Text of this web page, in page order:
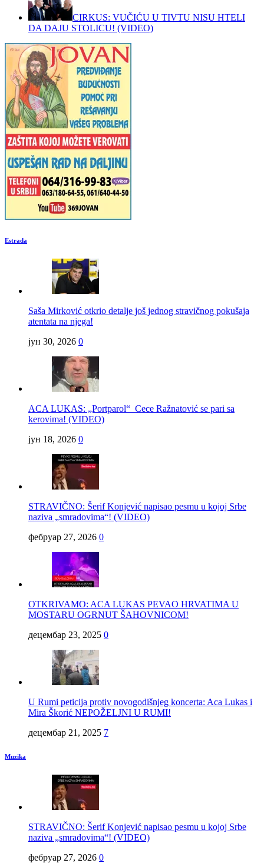
CIRKUS: VUČIĆU U TIVTU NISU HTELI
DA DAJU STOLICU! (VIDEO)
Estrada
Saša Mirković otkrio detalje još jednog stravičnog pokušaja
atentata na njega!
јун 30, 2026 0
ACA LUKAS: „Portparol“ Cece Ražnatović se pari sa
kerovima! (VIDEO)
јун 18, 2026 0
STRAVIČNO: Šerif Konjević napisao pesmu u kojoj Srbe
naziva „smradovima“! (VIDEO)
фебруар 27, 2026 0
OTKRIVAMO: ACA LUKAS PEVAO HRVATIMA U
MOSTARU OGRNUT ŠAHOVNICOM!
децембар 23, 2025 0
U Rumi peticija protiv novogodišnjeg koncerta: Aca Lukas i
Mira Škorić NEPOŽELJNI U RUMI!
децембар 21, 2025 7
Muzika
STRAVIČNO: Šerif Konjević napisao pesmu u kojoj Srbe
naziva „smradovima“! (VIDEO)
фебруар 27, 2026 0